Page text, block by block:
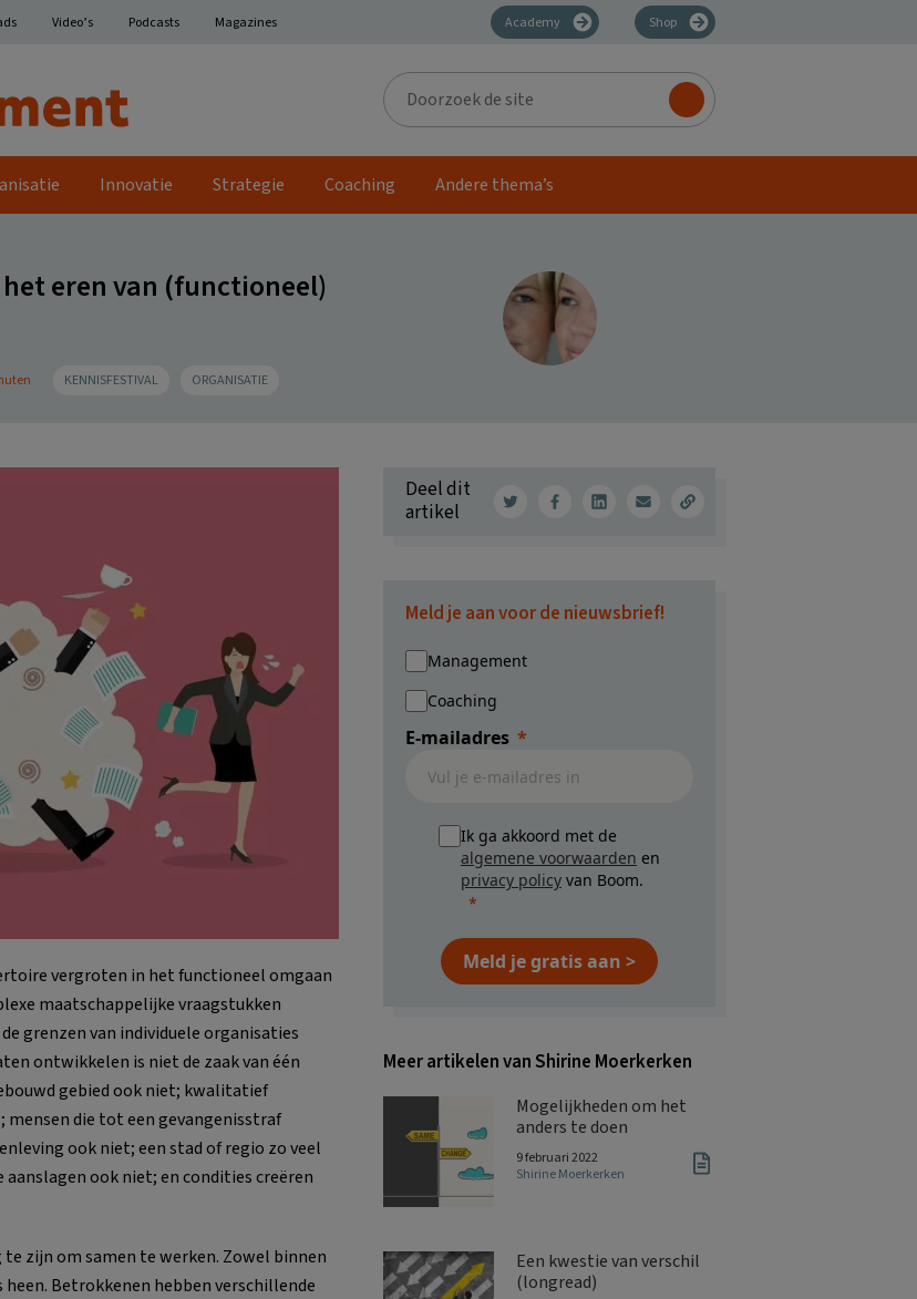
Video’s Podcasts Magazines Academy Shop
Doorzoek
de
site
Innovatie Strategie Coaching Andere thema’s
eren van (functioneel)
KENNISFESTIVAL ORGANISATIE
vergroten in het functioneel omgaan
maatschappelijke vraagstukken
grenzen van individuele organisaties
ontwikkelen is niet de zaak van één
gebied ook niet; kwalitatief
mensen die tot een gevangenisstraf
ook niet; een stad of regio zo veel
ook niet; en condities creëren
zijn om samen te werken. Zowel binnen
Betrokkenen hebben verschillende
Deel dit
artikel
Meld je aan voor de nieuwsbrief!
Management
Coaching
E-mailadres
Ik ga akkoord met de
algemene voorwaarden en
privacy policy van Boom.
Meld je gratis aan >
Meer artikelen van Shirine Moerkerken
Mogelijkheden om het
anders te doen
9 februari 2022
Shirine Moerkerken
Een kwestie van verschil
(longread)